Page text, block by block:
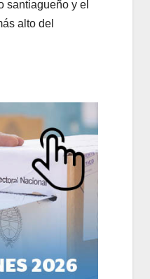
santiagueño y el
alto del